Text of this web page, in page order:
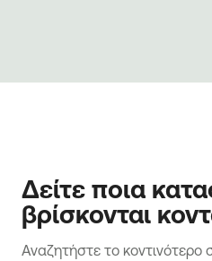
Δείτε ποια
βρίσκονται
Αναζητήστε το